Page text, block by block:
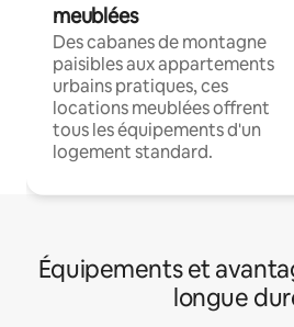
meublées
Des cabanes de montagne
paisibles aux appartements
urbains pratiques, ces
locations meublées offrent
tous les équipements d'un
logement standard.
Équipements et
longue